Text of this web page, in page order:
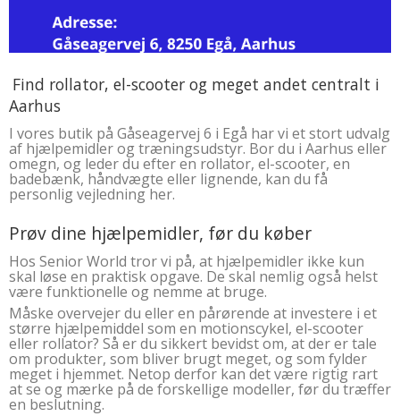
Find rollator, el-scooter og meget andet centralt i
Aarhus
I vores butik på Gåseagervej 6 i Egå har vi et stort udvalg
af hjælpemidler og træningsudstyr. Bor du i Aarhus eller
omegn, og leder du efter en rollator, el-scooter, en
badebænk, håndvægte eller lignende, kan du få
personlig vejledning her.
Prøv dine hjælpemidler, før du køber
Hos Senior World tror vi på, at hjælpemidler ikke kun
skal løse en praktisk opgave. De skal nemlig også helst
være funktionelle og nemme at bruge.
Måske overvejer du eller en pårørende at investere i et
større hjælpemiddel som en motionscykel, el-scooter
eller rollator? Så er du sikkert bevidst om, at der er tale
om produkter, som bliver brugt meget, og som fylder
meget i hjemmet. Netop derfor kan det være rigtig rart
at se og mærke på de forskellige modeller, før du træffer
en beslutning.